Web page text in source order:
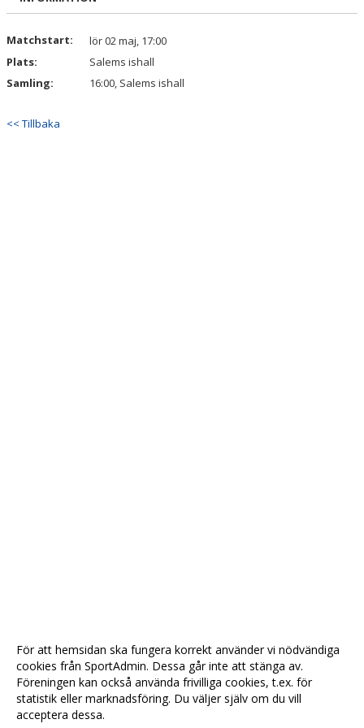
Matchstart:
lör 02 maj, 17:00
Plats:
Salems ishall
Samling:
16:00, Salems ishall
<< Tillbaka
För att hemsidan ska fungera korrekt använder vi nödvändiga
cookies från SportAdmin. Dessa går inte att stänga av.
Föreningen kan också använda frivilliga cookies, t.ex. för
statistik eller marknadsföring. Du väljer själv om du vill
acceptera dessa.